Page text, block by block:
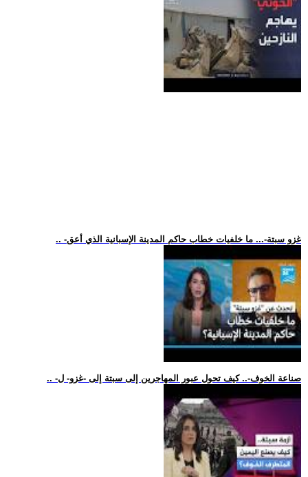
.. -غزو سبتة-... ما خلفيات خطاب حاكم المدينة الإسبانية الذي أعق
.. -صناعة الخوف-.. كيف تحول عبور المهاجرين إلى سبتة إلى -غزو- ل